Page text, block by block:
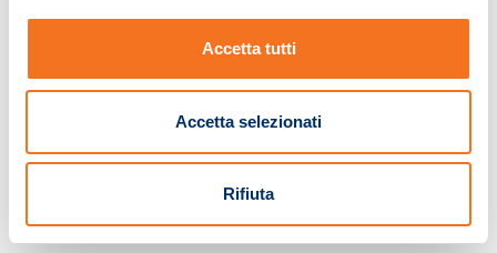
Accetta tutti
Accetta selezionati
Rifiuta